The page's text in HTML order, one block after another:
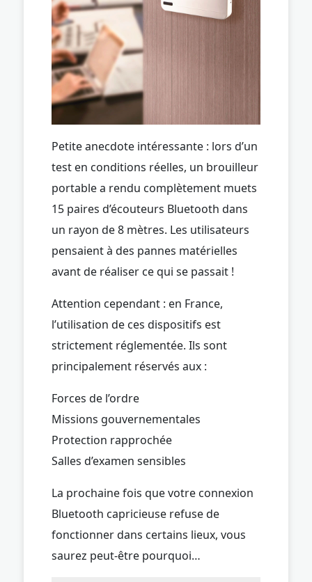
Petite anecdote intéressante : lors d’un
test en conditions réelles, un brouilleur
portable a rendu complètement muets
15 paires d’écouteurs Bluetooth dans
un rayon de 8 mètres. Les utilisateurs
pensaient à des pannes matérielles
avant de réaliser ce qui se passait !
Attention cependant : en France,
l’utilisation de ces dispositifs est
strictement réglementée. Ils sont
principalement réservés aux :
Forces de l’ordre
Missions gouvernementales
Protection rapprochée
Salles d’examen sensibles
La prochaine fois que votre connexion
Bluetooth capricieuse refuse de
fonctionner dans certains lieux, vous
saurez peut-être pourquoi…